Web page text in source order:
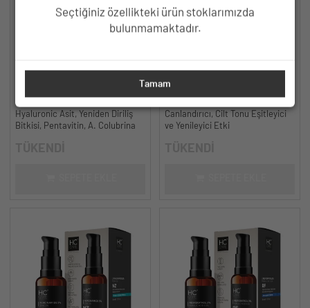
Serumu, Yoğun Nemlendirici - 30
ml.
Hyaluronic Asit, Yeniden Diriliş
Bitkisi, Pentavitin, A. Colubrina
HC Aha %10 - Bha %2 Peeling
Serumu, Cilt Tonu Eşitleyici,
Canlandırıcı - 30 ml.
Canlandırıcı, Cilt Tonu Eşitleyici
ve Yenileyici Etki
Seçtiğiniz özellikteki ürün stoklarımızda
bulunmamaktadır.
Tamam